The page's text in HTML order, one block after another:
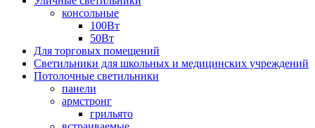
консольные
100Вт
50Вт
Для торговых помещений
Светильники для школьных и медицинских учреждений
Потолочные светильники
панели
армстронг
грильято